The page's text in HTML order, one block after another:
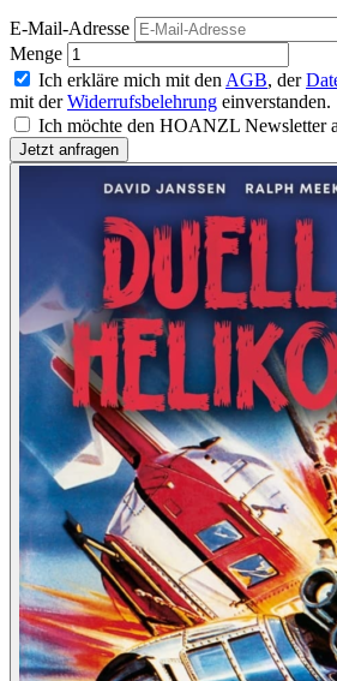
E-Mail-Adresse
Menge
Ich erkläre mich mit den AGB, der
mit derWiderrufsbelehrung einverstanden.
Ich möchte den HOANZL Newsletter